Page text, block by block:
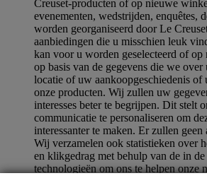
Creuset-producten of op nieuwe
evenementen, wedstrijden, enquêtes,
worden georganiseerd door Le
aanbiedingen die u misschien leuk
kan voor u worden geselecteerd of op
op basis van de gegevens die we
locatie of uw aankoopgeschiedenis
onze producten. Wij zullen uw
interesses beter te begrijpen. Dit stelt
communicatie te personaliseren om
interessanter te maken. Er zullen
Wij verzamelen ook statistieken over
en klikgedrag met behulp van de in de
technologieën om ons te helpen onze